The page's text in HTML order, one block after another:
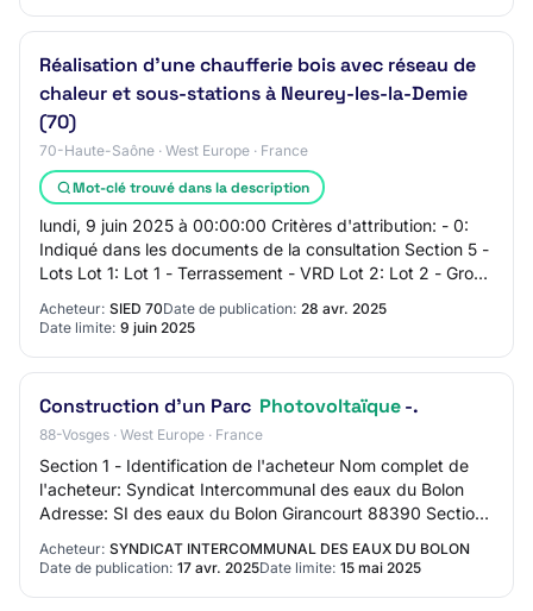
Réalisation d'une chaufferie bois avec réseau de
chaleur et sous-stations à Neurey-les-la-Demie
(70)
70-Haute-Saône · West Europe · France
Mot-clé trouvé dans la description
lundi, 9 juin 2025 à 00:00:00 Critères d'attribution: - 0:
Indiqué dans les documents de la consultation Section 5 -
Lots Lot 1: Lot 1 - Terrassement - VRD Lot 2: Lot 2 - Gros
Acheteur: SIED 70Date de publication: 28 avr. 2025
Date limite: 9 juin 2025
Construction d’un Parc Photovoltaïque-.
88-Vosges · West Europe · France
Section 1 - Identification de l'acheteur Nom complet de
l'acheteur: Syndicat Intercommunal des eaux du Bolon
Adresse: SI des eaux du Bolon Girancourt 88390 Section
Acheteur: SYNDICAT INTERCOMMUNAL DES EAUX DU BOLON
Date de publication: 17 avr. 2025Date limite: 15 mai 2025